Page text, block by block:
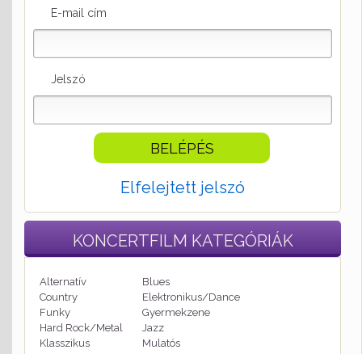
E-mail cím
Jelszó
Elfelejtett jelszó
KONCERTFILM KATEGÓRIÁK
Alternatív
Blues
Country
Elektronikus/Dance
Funky
Gyermekzene
Hard Rock/Metal
Jazz
Klasszikus
Mulatós